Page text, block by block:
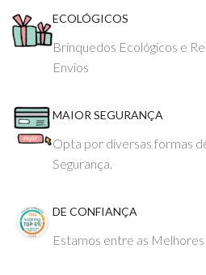
ECOLÓGICOS
Brinquedos Ecológicos e
Envios
MAIOR SEGURANÇA
Opta por diversas formas
Segurança.
DE CONFIANÇA
Estamos entre as